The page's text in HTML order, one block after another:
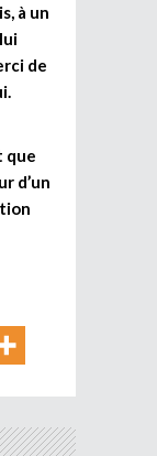
à un
de
que
d’un